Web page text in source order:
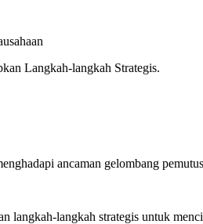
Langkah-langkah Strategis.
ancaman gelombang
langkah strategis untuk